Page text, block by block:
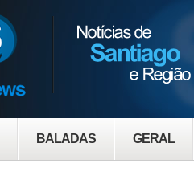
BALADAS GERAL